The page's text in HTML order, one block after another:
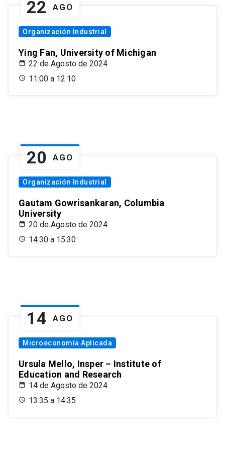
22 AGO
Organización Industrial
Ying Fan, University of Michigan
22 de Agosto de 2024
11:00 a 12:10
20 AGO
Organización Industrial
Gautam Gowrisankaran, Columbia
University
20 de Agosto de 2024
14:30 a 15:30
14 AGO
Microeconomía Aplicada
Ursula Mello, Insper – Institute of
Education and Research
14 de Agosto de 2024
13:35 a 14:35